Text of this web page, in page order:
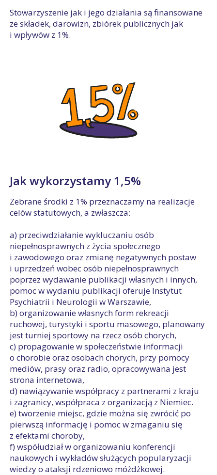
Stowarzyszenie jak i jego działania są finansowane
ze składek, darowizn, zbiórek publicznych jak
i wpływów z 1%.
Jak wykorzystamy 1,5%
Zebrane środki z 1% przeznaczamy na realizacje
celów statutowych, a zwłaszcza:
a) przeciwdziałanie wykluczaniu osób
niepełnosprawnych z życia społecznego
i zawodowego oraz zmianę negatywnych postaw
i uprzedzeń wobec osób niepełnosprawnych
poprzez wydawanie publikacji własnych i innych,
pomoc w wydaniu publikacji oferuje Instytut
Psychiatrii i Neurologii w Warszawie,
b) organizowanie własnych form rekreacji
ruchowej, turystyki i sportu masowego, planowany
jest turniej sportowy na rzecz osób chorych,
c) propagowanie w społeczeństwie informacji
o chorobie oraz osobach chorych, przy pomocy
mediów, prasy oraz radio, opracowywana jest
strona internetowa,
d) nawiązywanie współpracy z partnerami z kraju
i zagranicy, współpraca z organizacją z Niemiec.
e) tworzenie miejsc, gdzie można się zwrócić po
pierwszą informację i pomoc w zmaganiu się
z efektami choroby,
f) współudział w organizowaniu konferencji
naukowych i wykładów służących popularyzacji
wiedzy o ataksji rdzeniowo móżdżkowej.